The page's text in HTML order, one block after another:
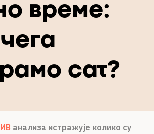
време:
сат?
анализа истражује колико су